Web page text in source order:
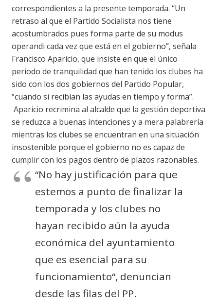
correspondientes a la presente temporada. “Un
retraso al que el Partido Socialista nos tiene
acostumbrados pues forma parte de su modus
operandi cada vez que está en el gobierno”, señala
Francisco Aparicio, que insiste en que el único
periodo de tranquilidad que han tenido los clubes ha
sido con los dos gobiernos del Partido Popular,
“cuando si recibían las ayudas en tiempo y forma”.
Aparicio recrimina al alcalde que la gestión deportiva
se reduzca a buenas intenciones y a mera palabrería
mientras los clubes se encuentran en una situación
insostenible porque el gobierno no es capaz de
cumplir con los pagos dentro de plazos razonables.
“No hay justificación para que
estemos a punto de finalizar la
temporada y los clubes no
hayan recibido aún la ayuda
económica del ayuntamiento
que es esencial para su
funcionamiento“, denuncian
desde las filas del PP.